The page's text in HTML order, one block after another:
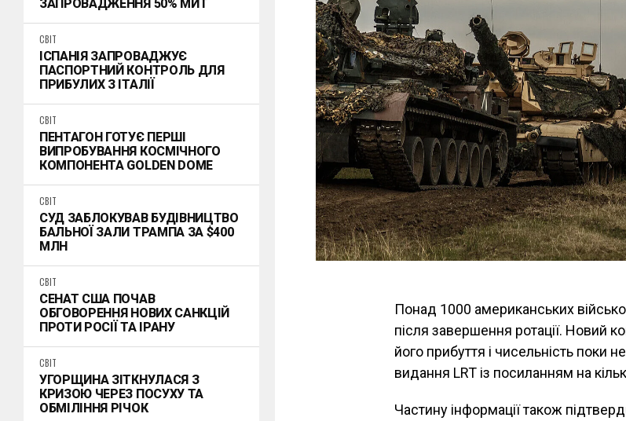
ЗАПРОВАДЖЕННЯ 50% МИТ
СВІТ
ІСПАНІЯ ЗАПРОВАДЖУЄ
ПАСПОРТНИЙ КОНТРОЛЬ ДЛЯ
ПРИБУЛИХ З ІТАЛІЇ
СВІТ
ПЕНТАГОН ГОТУЄ ПЕРШІ
ВИПРОБУВАННЯ КОСМІЧНОГО
КОМПОНЕНТА GOLDEN DOME
СВІТ
СУД ЗАБЛОКУВАВ БУДІВНИЦТВО
БАЛЬНОЇ ЗАЛИ ТРАМПА ЗА $400
МЛН
СВІТ
СЕНАТ США ПОЧАВ
ОБГОВОРЕННЯ НОВИХ САНКЦІЙ
ПРОТИ РОСІЇ ТА ІРАНУ
СВІТ
УГОРЩИНА ЗІТКНУЛАСЯ З
КРИЗОЮ ЧЕРЕЗ ПОСУХУ ТА
ОБМІЛІННЯ РІЧОК
Понад 1000 американських
після завершення ротації. Новий
його прибуття і чисельність поки
видання LRT із посиланням на
Частину інформації також